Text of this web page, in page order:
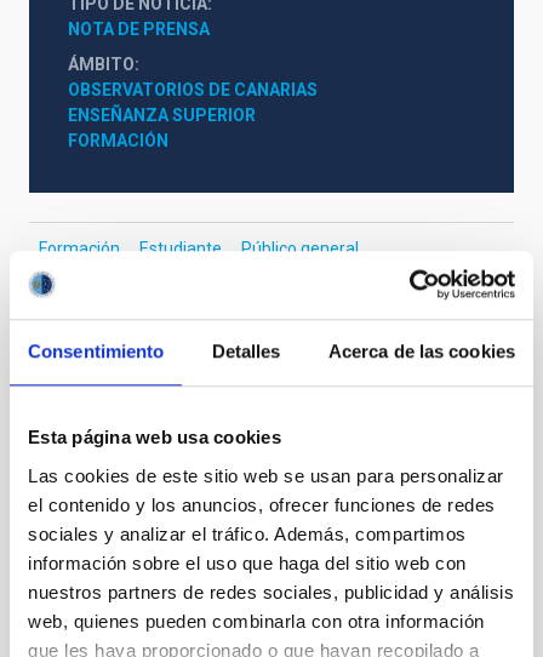
Consentimiento Detalles Acerca de las cookies
Esta página web usa cookies
Las cookies de este sitio web se usan para personalizar
el contenido y los anuncios, ofrecer funciones de redes
sociales y analizar el tráfico. Además, compartimos
información sobre el uso que haga del sitio web con
nuestros partners de redes sociales, publicidad y análisis
web, quienes pueden combinarla con otra información
que les haya proporcionado o que hayan recopilado a
TIPO DE NOTICIA
NOTA DE PRENSA
ÁMBITO
OBSERVATORIOS DE CANARIAS
ENSEÑANZA SUPERIOR
FORMACIÓN
Formación Estudiante
Público general
Formación